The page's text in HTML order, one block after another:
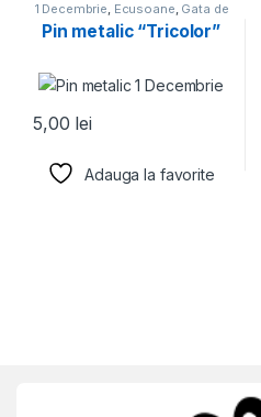
1 Decembrie, Ecusoane, Gata de
oferit
Pin metalic “Tricolor”
5,00 lei
Adauga la favorite